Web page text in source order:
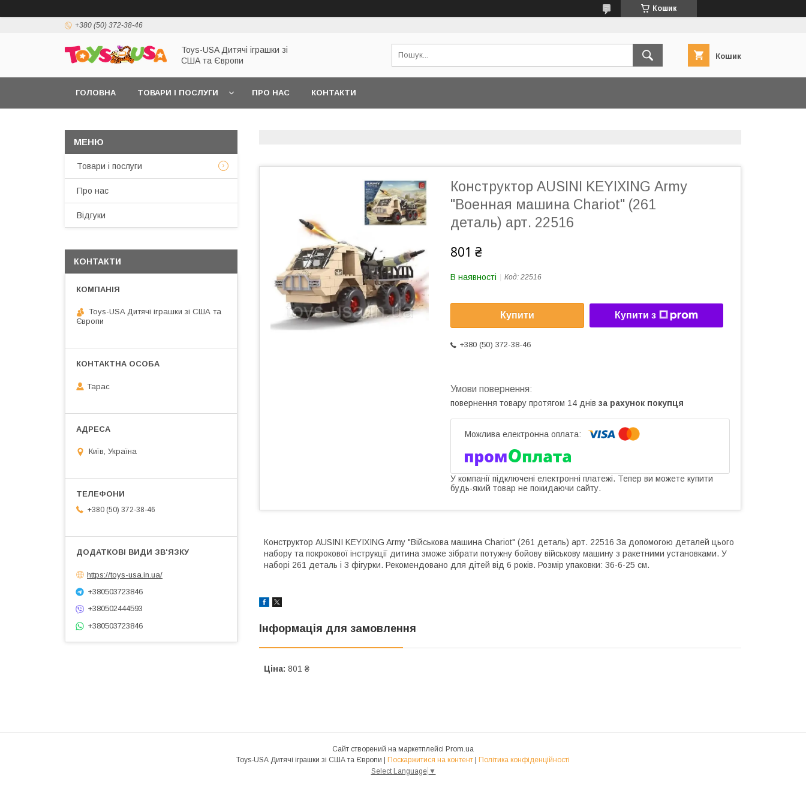
Кошик
+380 (50) 372-38-46
Toys-USA Дитячі іграшки зі
США та Європи
Кошик
ГОЛОВНА ТОВАРИ І ПОСЛУГИ ПРО НАС КОНТАКТИ
Конструктор AUSINI KEYIXING Army
"Военная машина Chariot" (261
деталь) арт. 22516
801 ₴
В наявності Код: 22516
Купити Купити з
+380 (50) 372-38-46
повернення товару протягом 14 днів за рахунок покупця
У компанії підключені електронні платежі. Тепер ви можете купити
будь-який товар не покидаючи сайту.
Конструктор AUSINI KEYIXING Army "Військова машина Chariot" (261 деталь) арт. 22516 За допомогою деталей цього
набору та покрокової інструкції дитина зможе зібрати потужну бойову військову машину з ракетними установками. У
наборі 261 деталь і 3 фігурки. Рекомендовано для дітей від 6 років. Розмір упаковки: 36-6-25 см.
Інформація для замовлення
Ціна: 801 ₴
Товари і послуги
Про нас
Відгуки
КОНТАКТИ
Toys-USA Дитячі іграшки зі США та
Європи
Тарас
Київ, Україна
+380 (50) 372-38-46
https://toys-usa.in.ua/
+380503723846
+380502444593
+380503723846
Сайт створений на маркетплейсі Prom.ua
Toys-USA Дитячі іграшки зі США та Європи | Поскаржитися на контент | Політика конфіденційності
Select Language ▼